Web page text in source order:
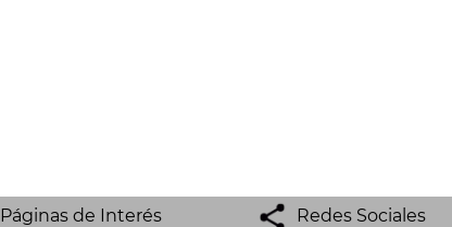
Páginas de Interés Redes Sociales